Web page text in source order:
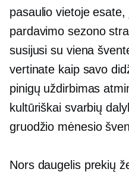
pasaulio vietoje
pardavimo sezono
susijusi su viena
vertinate kaip savo
pinigų uždirbimas
kultūriškai svarbių
gruodžio mėnesio
Nors daugelis prekių